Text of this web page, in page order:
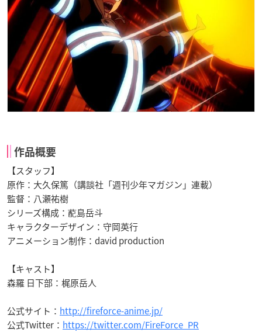
作品概要
【スタッフ】
原作：大久保篤（講談社「週刊少年マガジン」連載）
監督：八瀬祐樹
シリーズ構成：蓜島岳斗
キャラクターデザイン：守岡英行
アニメーション制作：david production
【キャスト】
森羅 日下部：梶原岳人
公式サイト： http://fireforce-anime.jp/
公式Twitter： https://twitter.com/FireForce_PR